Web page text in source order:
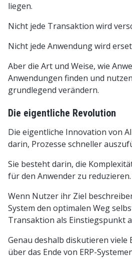
liegen.
Nicht jede Transaktion wird
Nicht jede Anwendung wird
Aber die Art und Weise, wie
Anwendungen finden und
grundlegend verändern.
Die eigentliche Revolution
Die eigentliche Innovation von
darin, Prozesse schneller
Sie besteht darin, die
für den Anwender zu reduzieren.
Wenn Nutzer ihr Ziel
System den optimalen Weg
Transaktion als Einstiegspunkt
Genau deshalb diskutieren
über das Ende von ERP-